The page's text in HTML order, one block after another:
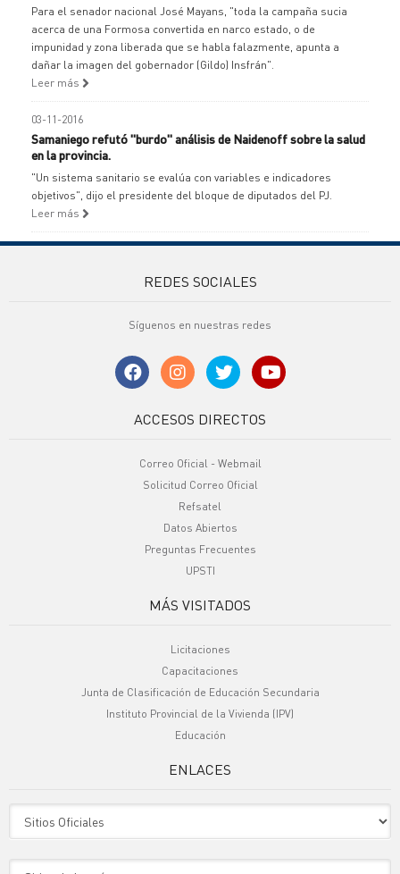
Para el senador nacional José Mayans, "toda la campaña sucia
acerca de una Formosa convertida en narco estado, o de
impunidad y zona liberada que se habla falazmente, apunta a
dañar la imagen del gobernador (Gildo) Insfrán".
Leer más
03-11-2016
Samaniego refutó "burdo" análisis de Naidenoff sobre la salud
en la provincia.
"Un sistema sanitario se evalúa con variables e indicadores
objetivos", dijo el presidente del bloque de diputados del PJ.
Leer más
REDES SOCIALES
Síguenos en nuestras redes
ACCESOS DIRECTOS
Correo Oficial - Webmail
Solicitud Correo Oficial
Refsatel
Datos Abiertos
Preguntas Frecuentes
UPSTI
MÁS VISITADOS
Licitaciones
Capacitaciones
Junta de Clasificación de Educación Secundaria
Instituto Provincial de la Vivienda (IPV)
Educación
ENLACES